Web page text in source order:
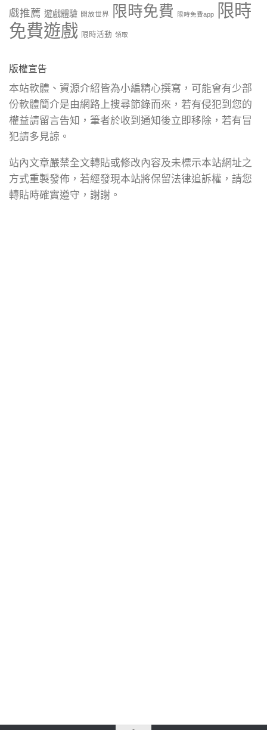
戲推薦 遊戲體驗 開放世界 限時免費 限時免費app
限時
免費遊戲 限時活動 領取
版權宣告
本站軟體、資源介紹皆為小編精心撰寫，可能會有少部
份軟體簡介是由網路上搜尋節錄而來，若有侵犯到您的
權益請留言告知，筆者於收到通知後立即移除，若有冒
犯請多見諒。
站內文章嚴禁全文轉貼或修改內容及未標示本站網址之
方式重製發佈，若經發現本站將保留法律追訴權，請您
轉貼時確實遵守，謝謝。